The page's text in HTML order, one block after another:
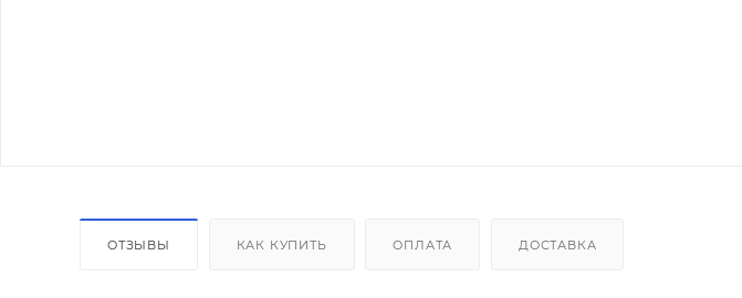
ОТЗЫВЫ КАК КУПИТЬ ОПЛАТА ДОСТАВКА